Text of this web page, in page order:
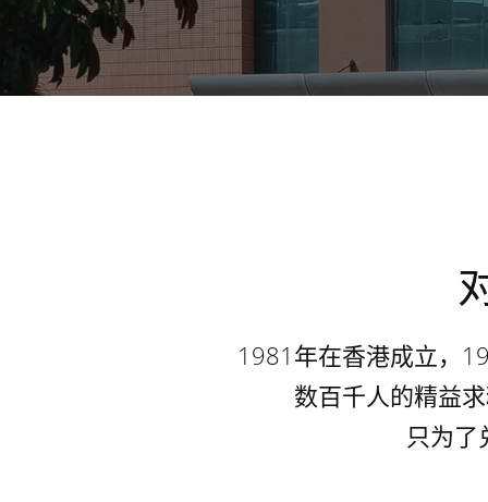
1981年在香港成立，
数百千人的精益
只为了